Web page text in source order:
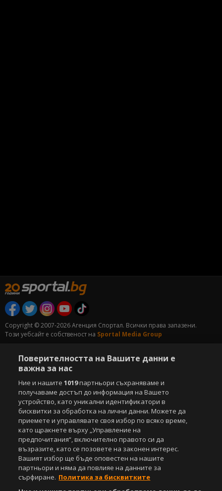
Copyright © 2007-2026 Агенция Спортал. Всички права запазени.
Този уебсайт е собственост на Sportal Media Group
Етични правила на НСС
Съдържанието на този уеб сайт и технологиите, използвани в него, са
под закрила на Закона за авторското право и сродните му права.
Всички статии, репортажи, интервюта и други текстови, графични и
видео материали, публикувани в сайта, са собственост на Агенция
Спортал, освен ако изрично е посочено друго. Допуска се
публикуване на текстови материали само след писмено съгласие на
Агенция Спортал, посочване на източника и добавяне на линк към
www.sportal.bg. Използването на графични и видео материали,
публикувани в сайта, е строго забранено. Нарушителите ще бъдат
санкционирани с цялата строгост на закона.
Поверителността на Вашите данни е
важна за нас
Ние и нашите1019партньори съхраняваме и
получаваме достъп до информация на Вашето
устройство, като уникални идентификатори в
бисквитки за обработка на лични данни. Можете да
приемете и управлявате своя избор по всяко време,
като щракнете върху „Управление на
предпочитания“, включително правото си да
възразите, като се позовете на законен интерес.
Вашият избор ще бъде оповестен на нашите
партньори и няма да повлияе на данните за
сърфиране. Политика за бисквитките